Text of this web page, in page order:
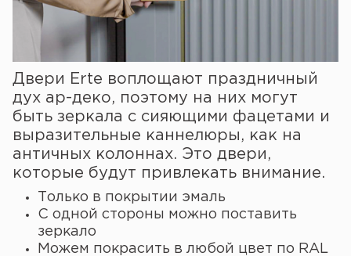
Двери Erte воплощают праздничный
дух ар-деко, поэтому на них могут
быть зеркала с сияющими фацетами и
выразительные каннелюры, как на
античных колоннах. Это двери,
которые будут привлекать внимание.
Только в покрытии эмаль
С одной стороны можно поставить
зеркало
Можем покрасить в любой цвет по RAL